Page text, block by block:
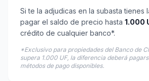
Si te la adjudicas en la subasta tienes
pagar el saldo de precio hasta 1.000
crédito de cualquier banco*.
*Exclusivo para propiedades del Banco de
supera 1.000 UF, la diferencia deberá
métodos de pago disponibles.